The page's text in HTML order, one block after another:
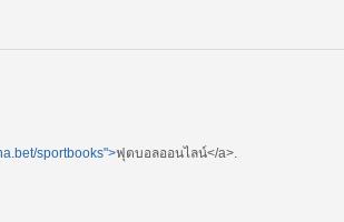
sportbooks">ฟุตบอลออนไลน์</a>.